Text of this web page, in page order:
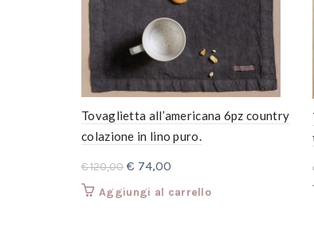
Tovaglietta all’americana 6pz country
colazione in lino puro.
€120,00 Il
prezzo
€ 74,00
prezzo
Aggiungi al carrello